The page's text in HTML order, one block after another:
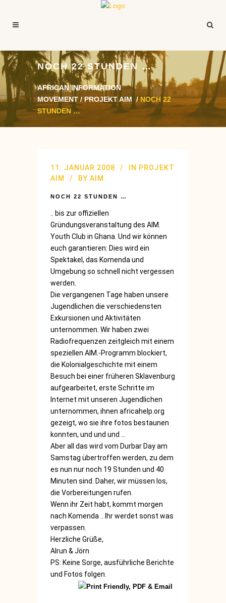
NOCH 22 STUNDEN …
AFRICAN INFORMATION
MOVEMENT/PROJEKT AIM /NOCH 22
STUNDEN …
11. JANUAR 2008 IN PROJEKT
AIM
BY AIM.
NOCH 22 STUNDEN …
.. bis zur offiziellen
Gründungsveranstaltung des AIM.
Youth Club in Ghana. Und wir können
euch garantieren: Dies wird ein
Spektakel, das Komenda und
Umgebung so schnell nicht vergessen
werden.
Die vergangenen Tage haben unsere
Jugendlichen die verschiedensten
Exkursionen und Aktivitäten
unternommen. Wir haben zwei
Radiofrequenzen zeitgleich mit einem
speziellen AIM.-Programm blockiert,
die Kolonialgeschichte mit einem
Besuch bei einer früheren Sklavenburg
aufgearbeitet, erste Schritte im
Internet mit unseren Jugendlichen
unternommen, ihnen africahelp.org
gezeigt, wo sie ihre fotos bestaunen
konnten, und und und …
Aber all das wird vom Durbar Day am
Samstag übertroffen werden, zu dem
es nun nur noch 19 Stunden und 40
Minuten sind. Daher, wir müssen los,
die Vorbereitungen rufen.
Wenn ihr Zeit habt, kommt morgen
nach Komenda .. Ihr werdet sonst was
verpassen.
Herzliche Grüße,
Alrun & Jörn
PS: Keine Sorge, ausführliche Berichte
und Fotos folgen.